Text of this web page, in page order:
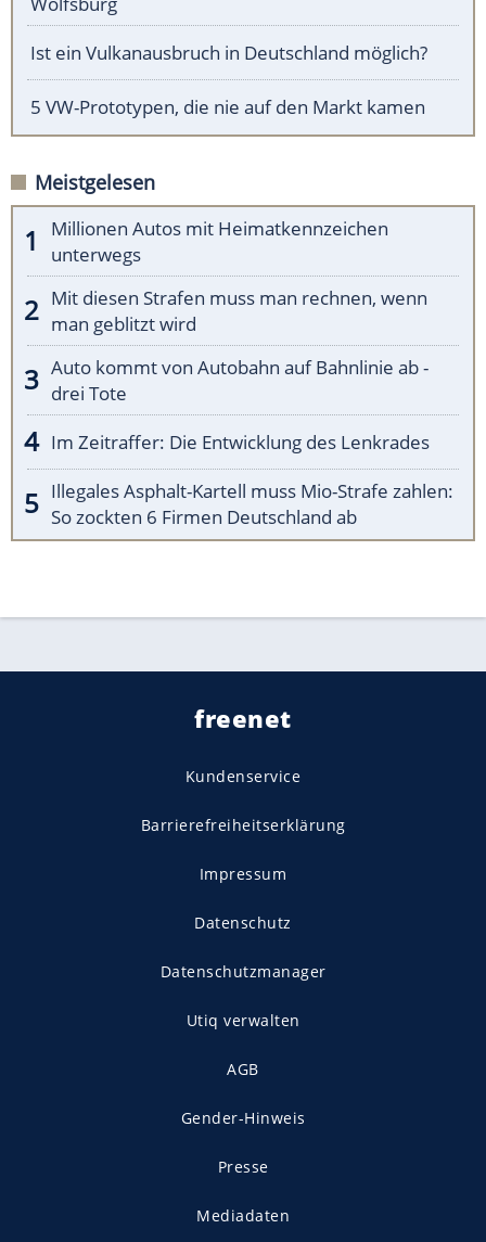
Ist ein Vulkanausbruch in Deutschland möglich?
5 VW-Prototypen, die nie auf den Markt kamen
Meistgelesen
Millionen Autos mit Heimatkennzeichen
unterwegs
Mit diesen Strafen muss man rechnen, wenn
man geblitzt wird
Auto kommt von Autobahn auf Bahnlinie ab -
drei Tote
Im Zeitraffer: Die Entwicklung des Lenkrades
Illegales Asphalt-Kartell muss Mio-Strafe zahlen:
So zockten 6 Firmen Deutschland ab
freenet
Kundenservice
Barrierefreiheitserklärung
Impressum
Datenschutz
Datenschutzmanager
Utiq verwalten
AGB
Gender-Hinweis
Presse
Mediadaten